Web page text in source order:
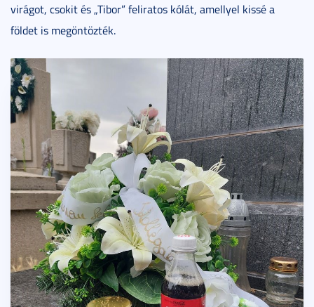
virágot, csokit és „Tibor” feliratos kólát, amellyel kissé a
földet is megöntözték.